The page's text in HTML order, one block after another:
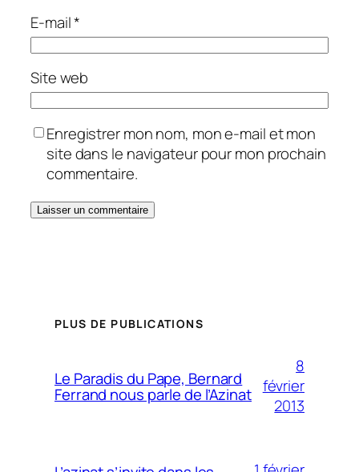
E-mail*
Site web
Enregistrer mon nom, mon e-mail et mon
site dans le navigateur pour mon prochain
commentaire.
PLUS DE PUBLICATIONS
Le Paradis du Pape, Bernard
Ferrand nous parle de l’Azinat
8
février
2013